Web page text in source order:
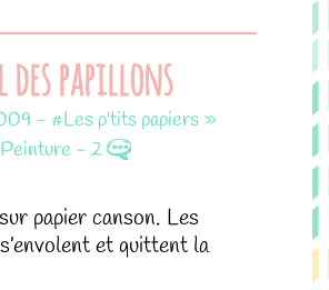
des papillons
- #Les p'tits papiers »
- 2
papier canson. Les
et quittent la